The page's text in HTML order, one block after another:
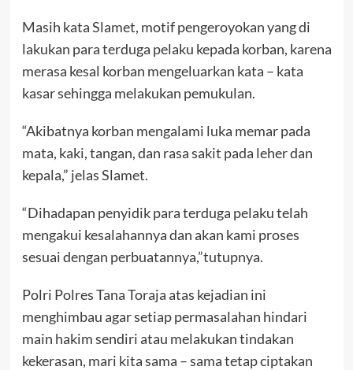
Masih kata Slamet, motif pengeroyokan yang di
lakukan para terduga pelaku kepada korban, karena
merasa kesal korban mengeluarkan kata – kata
kasar sehingga melakukan pemukulan.
“Akibatnya korban mengalami luka memar pada
mata, kaki, tangan, dan rasa sakit pada leher dan
kepala,” jelas Slamet.
“Dihadapan penyidik para terduga pelaku telah
mengakui kesalahannya dan akan kami proses
sesuai dengan perbuatannya,”tutupnya.
Polri Polres Tana Toraja atas kejadian ini
menghimbau agar setiap permasalahan hindari
main hakim sendiri atau melakukan tindakan
kekerasan, mari kita sama – sama tetap ciptakan